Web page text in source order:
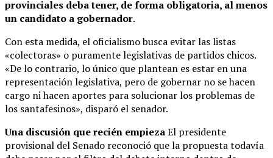
provinciales deba tener, de forma obligatoria, al menos
un candidato a gobernador.
Con esta medida, el oficialismo busca evitar las listas
«colectoras» o puramente legislativas de partidos chicos.
«De lo contrario, lo único que plantean es estar en una
representación legislativa, pero de gobernar no se hacen
cargo ni hacen aportes para solucionar los problemas de
los santafesinos», disparó el senador.
Una discusión que recién empiezaEl presidente
provisional del Senado reconoció que la propuesta todavía